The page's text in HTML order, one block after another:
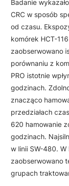
Badanie
CRC w sposób
od czasu.
komórek HCT-
zaobserwowano
porównaniu z
PRO istotnie
godzinach.
znacząco
przedziałach
620 hamowanie
godzinach.
w linii SW-480.
zaobserwowano
grupach